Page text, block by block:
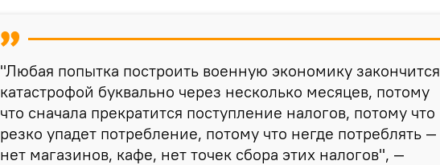
"Любая попытка построить военную экономику закончится
катастрофой буквально через несколько месяцев, потому
что сначала прекратится поступление налогов, потому что
резко упадет потребление, потому что негде потреблять —
нет магазинов, кафе, нет точек сбора этих налогов", —